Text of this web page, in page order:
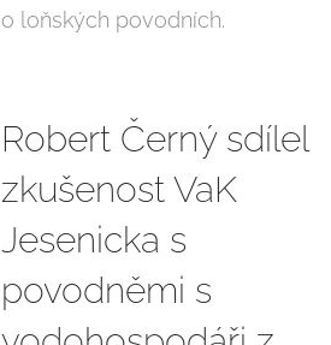
o loňských povodních.
Robert Černý sdílel
zkušenost VaK
Jesenicka s
povodněmi s